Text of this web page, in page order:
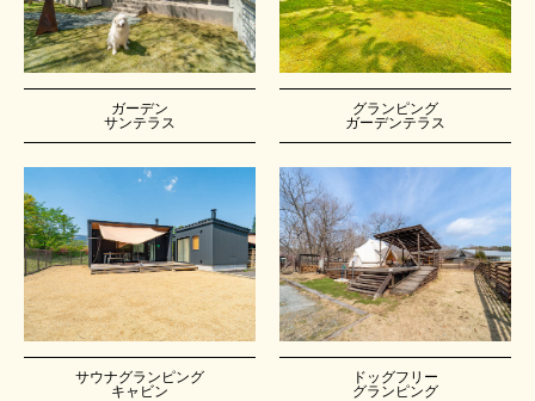
ガーデン
サンテラス
グランピング
ガーデンテラス
サウナグランピング
キャビン
ドッグフリー
グランピング